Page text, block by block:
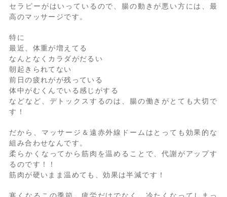
セラピーがはいっているので、腸の動きが悪い方には、最
高のマッサージです。
特に
最近、体重が増えてる
なんとなくカラダがだるい
朝起きられてない
前日の疲れがが残っている
体中がむくんでいる感じがする
などなど、デトックスするのは、腸の働きがとても大切で
す！
だから、マッサージ＆遠赤外線ドームはとっても効果的な
組み合わせなんです。
柔らかくなってから筋肉を温めることで、代謝がアップす
るのです！！
筋肉が硬いまま温めても、効果は半減です！